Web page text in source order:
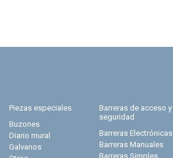
Piezas especiales
Buzones
Diario mural
Galvanos
Barreras de acceso y
seguridad
Barreras Electrónicas
Barreras Manuales
Barreras Simples